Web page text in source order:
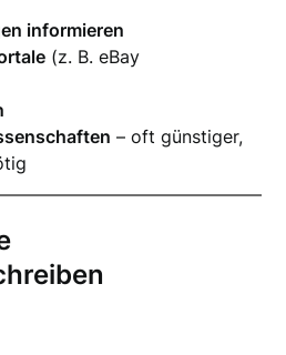
informieren
(z. B. eBay
– oft günstiger,